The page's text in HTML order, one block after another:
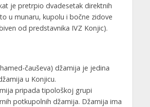
je pretrpio dvadesetak direktnih
u munaru, kupolu i bočne zidove
od predstavnika IVZ Konjic).
čauševa) džamija je jedina
u Konjicu.
pripada tipološkoj grupi
potkupolnih džamija. Džamija ima